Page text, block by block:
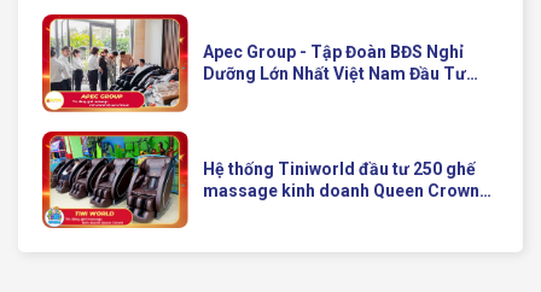
Apec Group - Tập Đoàn BĐS Nghỉ
Dưỡng Lớn Nhất Việt Nam Đầu Tư
Hệ thống Tiniworld đầu tư 250 ghế
massage kinh doanh Queen Crown